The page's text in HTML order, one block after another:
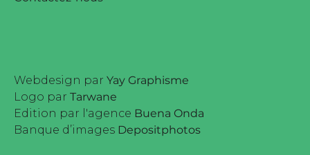
Webdesign par Yay Graphisme
Logo par Tarwane
Edition par l'agence Buena Onda
Banque d’images Depositphotos